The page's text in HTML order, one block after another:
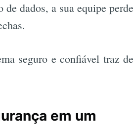
dados, a sua equipe perde
seguro e confiável traz de
em um